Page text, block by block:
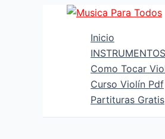
Inicio
Como Tocar
Curso Violín Pdf
Partituras Gratis